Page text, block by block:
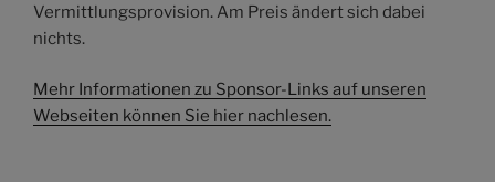
Vermittlungsprovision. Am Preis ändert sich dabei
nichts.
Mehr Informationen zu Sponsor-Links auf unseren
Webseiten können Sie hier nachlesen.